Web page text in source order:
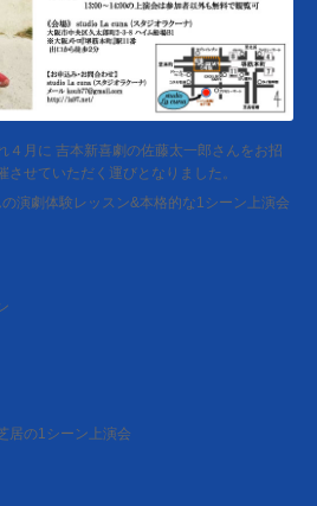
４月に 吉本新喜劇の佐藤太一郎さんをお招
せていただく運びとなりました。
の演劇体験レッスン&本格的な1シーン上演会
居の1シーン上演会